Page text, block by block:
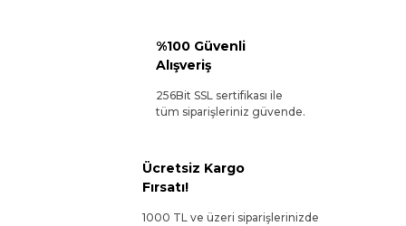
%100 Güvenli
Alışveriş
256Bit SSL sertifikası ile
tüm siparişleriniz güvende.
Ücretsiz Kargo
Fırsatı!
1000 TL ve üzeri siparişlerinizde